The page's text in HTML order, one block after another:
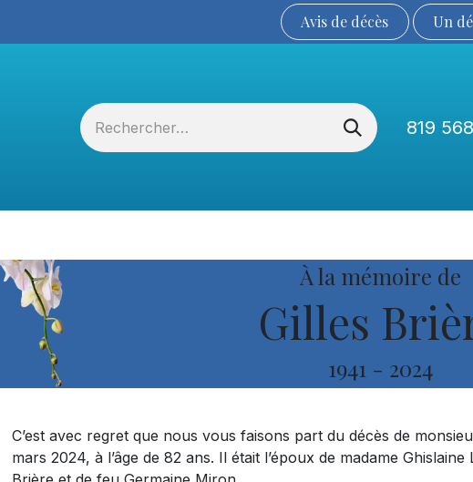
Avis de décès Un
819
À la mémoire de
Gilles
1941 - 2024
C’est avec regret que nous vous faisons part du décès de
mars 2024, à l’âge de 82 ans. Il était l’époux de madame